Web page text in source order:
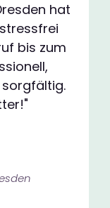
hat
bis zum